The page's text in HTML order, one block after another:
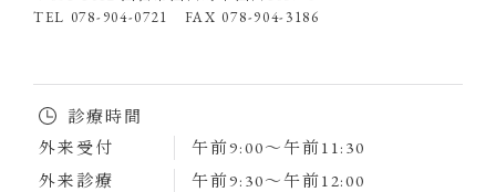
TEL 078-904-0721 FAX 078-904-3186
診療時間
外来受付
午前9:00～午前11:30
外来診療
午前9:30～午前12:00